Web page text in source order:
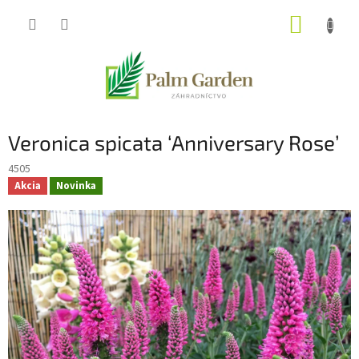
Veronica spicata ‘Anniversary Rose’
4505
Akcia Novinka